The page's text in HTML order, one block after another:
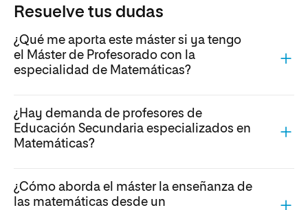
Resuelve tus dudas
¿Qué me aporta este máster si ya tengo
el Máster de Profesorado con la
especialidad de Matemáticas?
¿Hay demanda de profesores de
Educación Secundaria especializados en
Matemáticas?
¿Cómo aborda el máster la enseñanza de
las matemáticas desde un